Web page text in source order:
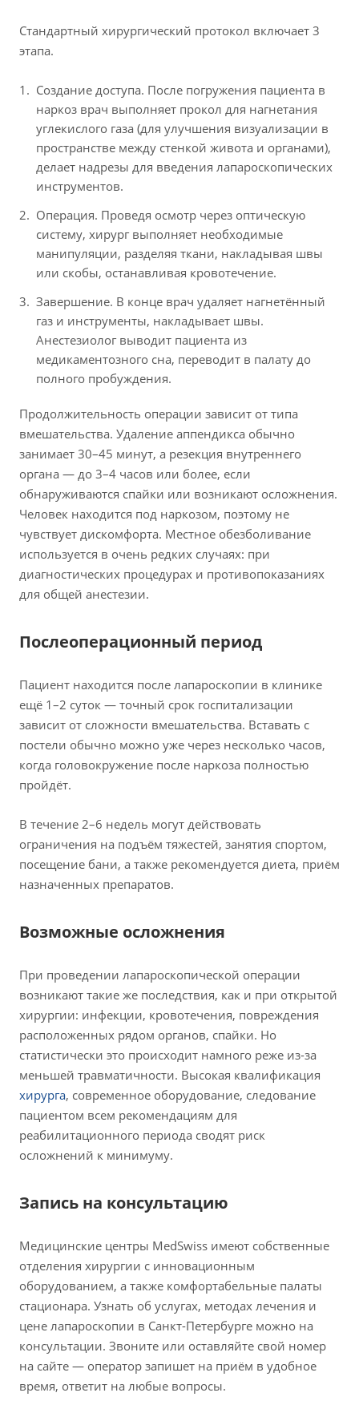
Стандартный хирургический протокол включает 3
этапа.
Создание доступа. После погружения пациента в
наркоз врач выполняет прокол для нагнетания
углекислого газа (для улучшения визуализации в
пространстве между стенкой живота и органами),
делает надрезы для введения лапароскопических
инструментов.
Операция. Проведя осмотр через оптическую
систему, хирург выполняет необходимые
манипуляции, разделяя ткани, накладывая швы
или скобы, останавливая кровотечение.
Завершение. В конце врач удаляет нагнетённый
газ и инструменты, накладывает швы.
Анестезиолог выводит пациента из
медикаментозного сна, переводит в палату до
полного пробуждения.
Продолжительность операции зависит от типа
вмешательства. Удаление аппендикса обычно
занимает 30–45 минут, а резекция внутреннего
органа — до 3–4 часов или более, если
обнаруживаются спайки или возникают осложнения.
Человек находится под наркозом, поэтому не
чувствует дискомфорта. Местное обезболивание
используется в очень редких случаях: при
диагностических процедурах и противопоказаниях
для общей анестезии.
Послеоперационный период
Пациент находится после лапароскопии в клинике
ещё 1–2 суток — точный срок госпитализации
зависит от сложности вмешательства. Вставать с
постели обычно можно уже через несколько часов,
когда головокружение после наркоза полностью
пройдёт.
В течение 2–6 недель могут действовать
ограничения на подъём тяжестей, занятия спортом,
посещение бани, а также рекомендуется диета, приём
назначенных препаратов.
Возможные осложнения
При проведении лапароскопической операции
возникают такие же последствия, как и при открытой
хирургии: инфекции, кровотечения, повреждения
расположенных рядом органов, спайки. Но
статистически это происходит намного реже из-за
меньшей травматичности. Высокая квалификация
хирурга, современное оборудование, следование
пациентом всем рекомендациям для
реабилитационного периода сводят риск
осложнений к минимуму.
Запись на консультацию
Медицинские центры MedSwiss имеют собственные
отделения хирургии с инновационным
оборудованием, а также комфортабельные палаты
стационара. Узнать об услугах, методах лечения и
цене лапароскопии в Санкт-Петербурге можно на
консультации. Звоните или оставляйте свой номер
на сайте — оператор запишет на приём в удобное
время, ответит на любые вопросы.